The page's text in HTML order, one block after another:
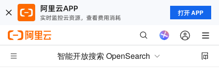
打开 APP
智能开放搜索 OpenSearch